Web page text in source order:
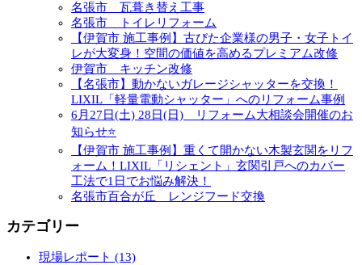
名張市 瓦葺き替え工事
名張市 トイレリフォーム
【伊賀市 施工事例】古びた企業様の男子・女子トイ
レが大変身！空間の価値を高めるプレミアム改修
伊賀市 キッチン改修
【名張市】動かないガレージシャッターを交換！
LIXIL「軽量電動シャッター」へのリフォーム事例
6月27日(土) 28日(日) リフォーム大相談会開催のお
知らせ⭐
【伊賀市 施工事例】重くて開かない木製玄関をリフ
ォーム！LIXIL「リシェント」玄関引戸へのカバー
工法で1日でお悩み解決！
名張市百合が丘 レンジフード交換
カテゴリー
現場レポート (13)